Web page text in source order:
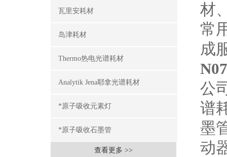
瓦里安耗材
岛津耗材
Thermo热电光谱耗材
Analytik Jena耶拿光谱耗材
*原子吸收元素灯
*原子吸收石墨管
查看更多 >>
材
常
成
公
谱
墨
动